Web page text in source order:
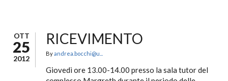
OTT
25
2012
RICEVIMENTO
By andrea.bocchi@u...
Giovedì ore 13.00-14.00 presso la sala tutor del